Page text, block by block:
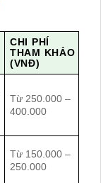
CHI PHÍ
THAM KHẢO
(VNĐ)
Từ 250.000 –
400.000
Từ 150.000 –
250.000